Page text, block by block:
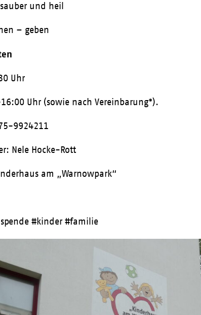
und heil
– geben
Uhr
Uhr (sowie nach Vereinbarung*).
9924211
Nele Hocke-Rott
am „Warnowpark“
#kinder #familie